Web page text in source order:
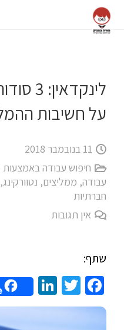
על חשיבות
11 בנובמבר 2018
חיפוש עבודה באמצעות
עבודה, ממליצים,
חברתיות
אין תגובות
שתף:
Facebook
Twitter